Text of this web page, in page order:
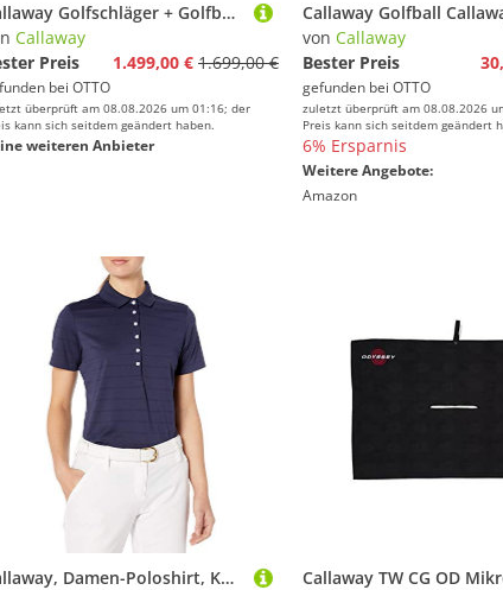
Callaway Golfschläger + Golfbag Callaway XR Golf Komplettset Herren (13-teilig) Graphite Regular, Driver, Holz 3, Hybrid 4 & 5, Eisen 6-9, PW, AW, SW, Odyssey Putter, Fehlerverzeihung & maximale Distanz
Callaway
Preis
1.499,00 € 1.699,00 €
bei OTTO
überprüft am 08.08.2026 um 01:16; der
kann sich seitdem geändert haben.
weiteren Anbieter
von Callaway
Bester Preis
gefunden bei OTTO
zuletzt überprüft am 08.08.2026
Preis kann sich seitdem geändert
6% Ersparnis
Weitere Angebote:
Amazon
Callaway, Damen-Poloshirt, Kurzärmelig, Piqué, Offenes Netzgewebe, Peacoat, X-Groß